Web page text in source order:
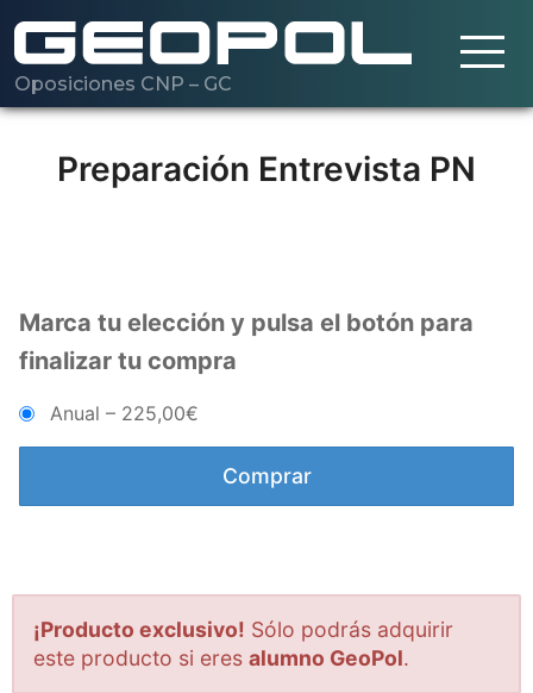
Saltar al contenido principal
Oposiciones CNP – GC